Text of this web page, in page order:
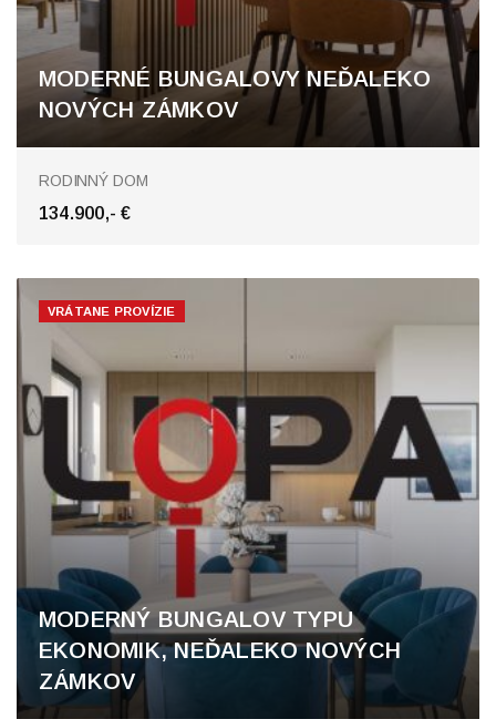
MODERNÉ BUNGALOVY NEĎALEKO
NOVÝCH ZÁMKOV
RODINNÝ DOM
134.900,- €
VRÁTANE PROVÍZIE
MODERNÝ BUNGALOV TYPU
EKONOMIK, NEĎALEKO NOVÝCH
ZÁMKOV